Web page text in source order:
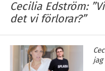
Cecilia Edström:
det vi förlorar?”
jag